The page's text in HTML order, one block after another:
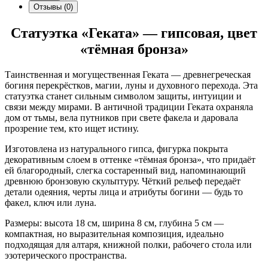
Отзывы (0)
Статуэтка «Геката» — гипсовая, цвет
«тёмная бронза»
Таинственная и могущественная Геката — древнегреческая
богиня перекрёстков, магии, луны и духовного перехода. Эта
статуэтка станет сильным символом защиты, интуиции и
связи между мирами. В античной традиции Геката охраняла
дом от тьмы, вела путников при свете факела и даровала
прозрение тем, кто ищет истину.
Изготовлена из натурального гипса, фигурка покрыта
декоративным слоем в оттенке «тёмная бронза», что придаёт
ей благородный, слегка состаренный вид, напоминающий
древнюю бронзовую скульптуру. Чёткий рельеф передаёт
детали одеяния, черты лица и атрибуты богини — будь то
факел, ключ или луна.
Размеры: высота 18 см, ширина 8 см, глубина 5 см —
компактная, но выразительная композиция, идеально
подходящая для алтаря, книжной полки, рабочего стола или
эзотерического пространства.